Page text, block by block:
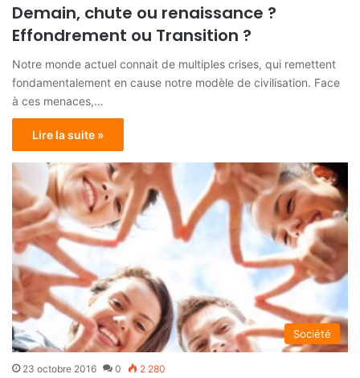
Demain, chute ou renaissance ?
Effondrement ou Transition ?
Notre monde actuel connait de multiples crises, qui remettent
fondamentalement en cause notre modèle de civilisation. Face
à ces menaces,…
Lire la suite »
Société
23 octobre 2016 0 2 280